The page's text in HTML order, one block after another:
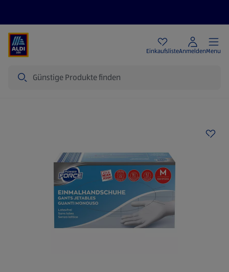
EinkaufslisteAnmeldenMenu